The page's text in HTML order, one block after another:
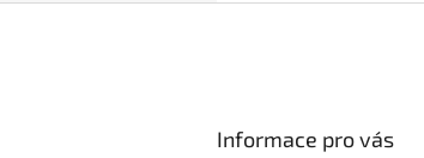
Informace pro vás